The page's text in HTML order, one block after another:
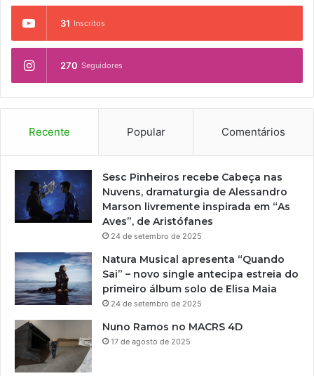
31 Inscritos
270 Seguidores
Recente Popular Comentários
Sesc Pinheiros recebe Cabeça nas
Nuvens, dramaturgia de Alessandro
Marson livremente inspirada em “As
Aves”, de Aristófanes
24 de setembro de 2025
Natura Musical apresenta “Quando
Sai” – novo single antecipa estreia do
primeiro álbum solo de Elisa Maia
24 de setembro de 2025
Nuno Ramos no MACRS 4D
17 de agosto de 2025